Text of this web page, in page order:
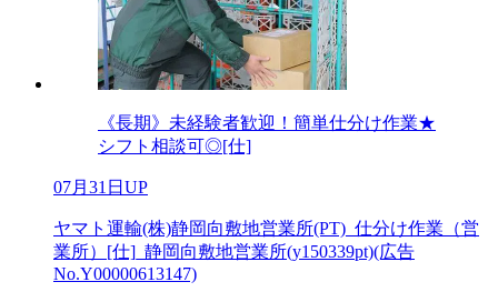
《長期》未経験者歓迎！簡単仕分け作業★
シフト相談可◎[仕]
07月31日UP
ヤマト運輸(株)静岡向敷地営業所(PT)_仕分け作業（営
業所）[仕]_静岡向敷地営業所(y150339pt)(広告
No.Y00000613147)